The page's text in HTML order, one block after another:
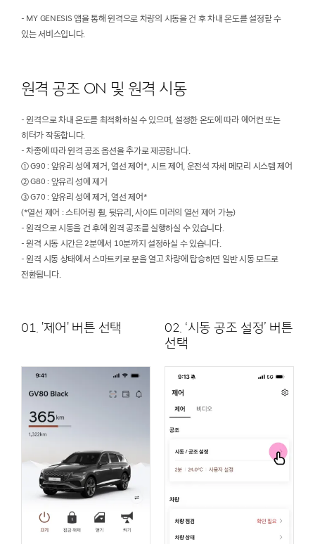
- MY GENESIS 앱을 통해 원격으로 차량의 시동을 건 후 차내 온도를 설정할 수
있는 서비스입니다.
원격 공조 ON 및 원격 시동
- 원격으로 차내 온도를 최적화하실 수 있으며, 설정한 온도에 따라 에어컨 또는
히터가 작동합니다.
- 차종에 따라 원격 공조 옵션을 추가로 제공합니다.
① G90 : 앞유리 성에 제거, 열선 제어*, 시트 제어, 운전석 자세 메모리 시스템 제어
② G80 : 앞유리 성에 제거
③ G70 : 앞유리 성에 제거, 열선 제어*
(*열선 제어 : 스티어링 휠, 뒷유리, 사이드 미러의 열선 제어 가능)
- 원격으로 시동을 건 후에 원격 공조를 실행하실 수 있습니다.
- 원격 시동 시간은 2분에서 10분까지 설정하실 수 있습니다.
- 원격 시동 상태에서 스마트키로 문을 열고 차량에 탑승하면 일반 시동 모드로
전환됩니다.
01. '제어' 버튼 선택
02. ‘시동 공조 설정’ 버튼
선택